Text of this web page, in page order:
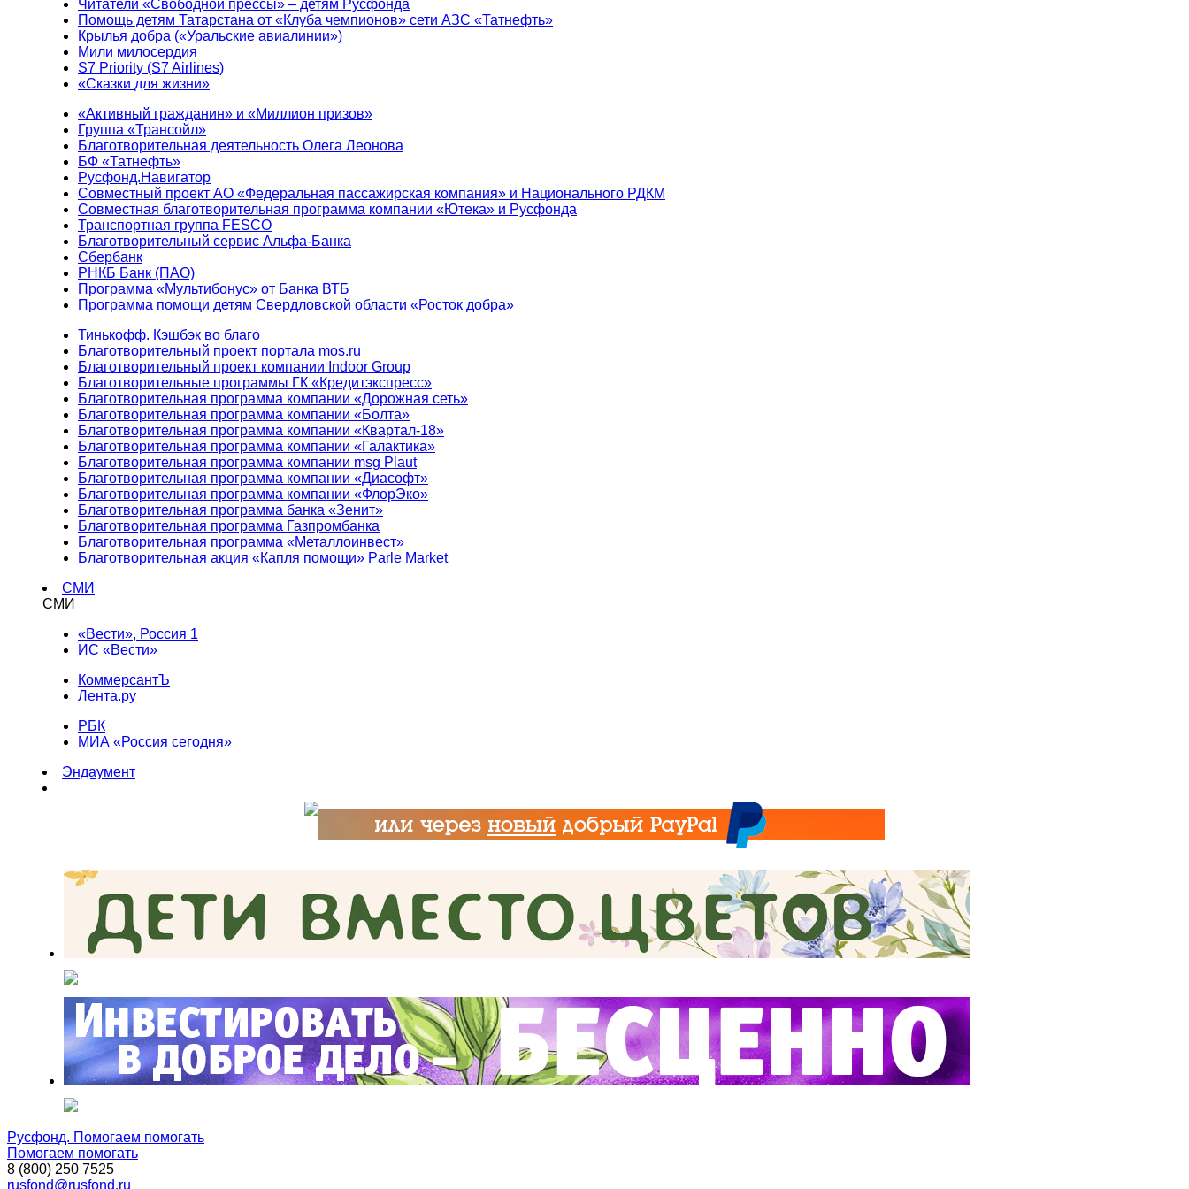
Читатели «Свободной прессы» – детям Русфонда
Помощь детям Татарстана от «Клуба чемпионов» сети АЗС «Татнефть»
Крылья добра («Уральские авиалинии»)
Мили милосердия
S7 Priority (S7 Airlines)
«Сказки для жизни»
«Активный гражданин» и «Миллион призов»
Группа «Трансойл»
Благотворительная деятельность Олега Леонова
БФ «Татнефть»
Русфонд.Навигатор
Совместный проект АО «Федеральная пассажирская компания» и Национального РДКМ
Совместная благотворительная программа компании «Ютека» и Русфонда
Транспортная группа FESCO
Благотворительный сервис Альфа-Банка
Сбербанк
РНКБ Банк (ПАО)
Программа «Мультибонус» от Банка ВТБ
Программа помощи детям Свердловской области «Росток добра»
Тинькофф. Кэшбэк во благо
Благотворительный проект портала mos.ru
Благотворительный проект компании Indoor Group
Благотворительные программы ГК «Кредитэкспресс»
Благотворительная программа компании «Дорожная сеть»
Благотворительная программа компании «Болта»
Благотворительная программа компании «Квартал-18»
Благотворительная программа компании «Галактика»
Благотворительная программа компании msg Plaut
Благотворительная программа компании «Диасофт»
Благотворительная программа компании «ФлорЭко»
Благотворительная программа банка «Зенит»
Благотворительная программа Газпромбанка
Благотворительная программа «Металлоинвест»
Благотворительная акция «Капля помощи» Parle Market
СМИ
СМИ
«Вести», Россия 1
ИС «Вести»
КоммерсантЪ
Лента.ру
РБК
МИА «Россия сегодня»
Эндаумент
Русфонд. Помогаем помогать
Помогаем помогать
8 (800) 250 7525
rusfond@rusfond.ru